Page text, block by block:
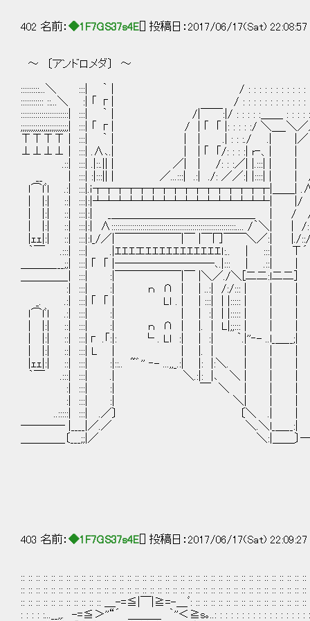
402 名前： ◆1F7GS37s4E [] 投稿日：2017/06/17(Sat)
～ 〔アンドロメダ〕 ～
:::::::::...＼ :::| ｀ | / : : : : : : : : : : : : : : :
::::::::::: ::...＼ :| 「 г| / : : : : : : : : : : : :
:::::::::::::::::::::::| :::| ｀ | /|￣￣:|/ : : : : :＿
;;;;;;;;;;;;;;;;;;;;;;;| :::| 「 г| / | ｢ ｢ |: : : : :/
ТТТТ | :::| ｀ | | | .| : : :./
⊥⊥⊥⊥ | :::| .∧､.| | | ｢ ｢/: : : :| r‐、|
.::| :::| .|::.|| | ／| | /: : :／| |.:::| | |
__ | :::| :|:::|| | ／...:::| .:| ./: ／／:|
ｌ⌒lﾞl .:| :::|.ｉ┬┬┬┬┬┬┬┬┬┬┬┬┬┬┬┬|＿
| |:| ::| :::|:|┴┴┴┴┴┴┴┴┴┴┴┴┴┴┴┴| |/ ∨:/:::.
| |:| ::| :::|:| _＿＿＿＿＿＿＿＿＿＿＿＿＿ |
| |:| ::| :::|:| ∧::::::::::::::::::::::::::::::::::::::::::::::::::::::::::::.... /
|ｪｪ|:| ::| :::|:l_/／|￣￣￣￣￣￣|￣ |￣冂￣￣＼／:| |./
｀￣ .:::| :::| .|ｴｴｴエｴｴｴｴｴｴｴｴｴｴｴｌ:.. | :::|
＿＿＿___;;| :::| ｢ ｢ |─────────､.|::: | .::|
＿＿＿＿_| :::| :|￣￣￣￣￣￣|￣ |＼／./＼[二二
:| :::| :| ｎ ∩ | | ..:| /:/::: | | | |
_. .:| :::| ｢ ｢ | Lｌ . | | :::| |
ｌ⌒lﾞl .:| :::| :| | | :| |
| |:| ::| :::| :| ｎ ∩ | |. |
| |:| ::| :::|г .「:|: └ . Ll :| | :| ｀.|''‐-
| |:| ::| :::| L | | |. |
|ｪｪ|:| ::| :::| :|::.. ~゛'' ‐- ...,,_.:| |: |:＼. |
｀￣ .:::| :::| .| ＼.:|: |､
:| :::| :| ￣ ＼ |
:| :::| :| ＼|
..:::::| :::| .／〕 〔
──── |____|／.／ ＼.＼
＿＿＿＿〔___;;|／ ＼:|＿＿
403 名前： ◆1F7GS37s4E [] 投稿日：2017/06/17(Sat)
:: :: :: :: :: :: :: :: :: :: :: :: :: :: :: :: :: :: :: :: :: :: :: :: :: :: :: :: :: :: :: :: :: :: :: :: ::
:: :: :: :: :: :: :: :: :: :: :: :: :: :: :: :: :: :: :: :: :: :: :: :: :: :: :: :: :: :: :: :: :: :: :: :: ::
:: :: :: :: :: :: :: :: :: :: :: ＿-=≦|￣|≧=-＿ﾞ: :: :: :: :: :: :: :: :: :: :: :: :: :: :: ::
: : : : :...__,,. -=≦＞''“´ ＿＿＿ ｀''＜≧s｡..: : : : : : : : : : : : : : : : :